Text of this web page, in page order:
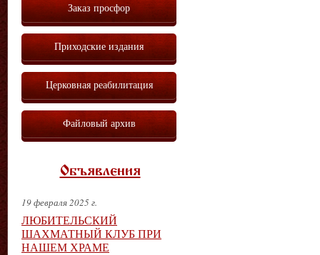
Заказ просфор
Приходские издания
Церковная реабилитация
Файловый архив
Объявления
19 февраля 2025 г.
ЛЮБИТЕЛЬСКИЙ
ШАХМАТНЫЙ КЛУБ ПРИ
НАШЕМ ХРАМЕ